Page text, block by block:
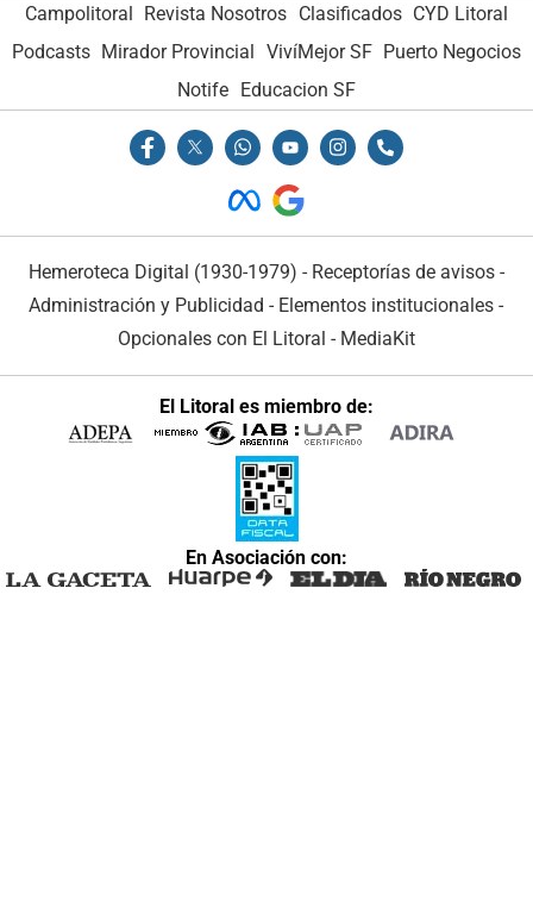
Campolitoral Revista Nosotros Clasificados CYD Litoral
Podcasts Mirador Provincial VivíMejor SF Puerto Negocios
Notife Educacion SF
Hemeroteca Digital (1930-1979) - Receptorías de avisos -
Administración y Publicidad - Elementos institucionales -
Opcionales con El Litoral - MediaKit
El Litoral es miembro de:
En Asociación con: